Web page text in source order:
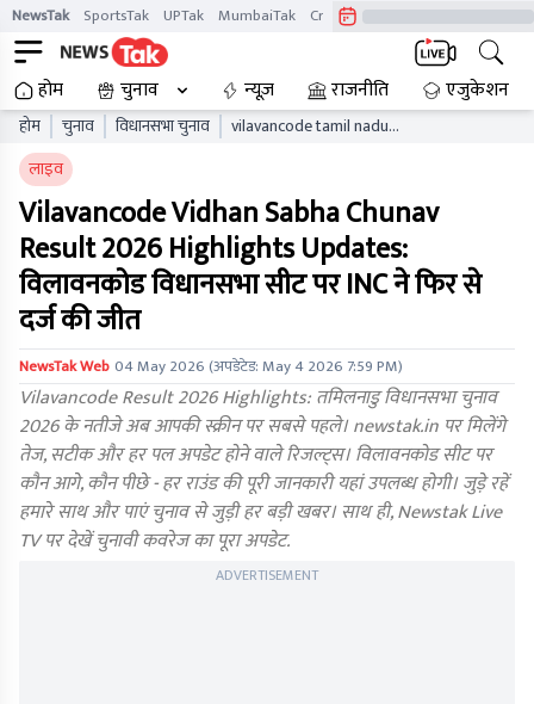
NewsTak SportsTak UPTak MumbaiTak CrimeTak
होम चुनाव न्यूज़ राजनीति एजुकेशन
होम चुनाव विधानसभा चुनाव
vilavancode tamil nadu
लाइव
Vilavancode Vidhan Sabha Chunav
Result 2026 Highlights Updates:
विलावनकोड विधानसभा सीट पर INC ने फिर से
दर्ज की जीत
NewsTak Web04 May 2026(अपडेटेड:May 4 2026 7:59 PM)
Vilavancode Result 2026 Highlights: तमिलनाडु विधानसभा चुनाव
2026 के नतीजे अब आपकी स्क्रीन पर सबसे पहले। newstak.in पर मिलेंगे
तेज, सटीक और हर पल अपडेट होने वाले रिजल्ट्स। विलावनकोड सीट पर
कौन आगे, कौन पीछे - हर राउंड की पूरी जानकारी यहां उपलब्ध होगी। जुड़े रहें
हमारे साथ और पाएं चुनाव से जुड़ी हर बड़ी खबर। साथ ही, Newstak Live
TV पर देखें चुनावी कवरेज का पूरा अपडेट.
ADVERTISEMENT